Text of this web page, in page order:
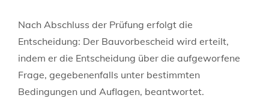
Nach Abschluss der Prüfung erfolgt die
Entscheidung: Der Bauvorbescheid wird erteilt,
indem er die Entscheidung über die aufgeworfene
Frage, gegebenenfalls unter bestimmten
Bedingungen und Auflagen, beantwortet.